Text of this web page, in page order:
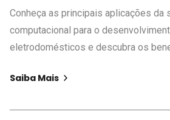
Conheça as principais aplicações da
computacional para o
eletrodomésticos e descubra os
Saiba Mais